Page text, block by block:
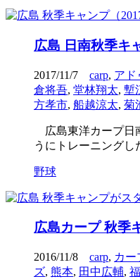
広島 日南秋季キ
2017/11/7 carp, アド
倉将吾, 堂林翔太, 塹
方孝市, 船越涼太, 菊
広島東洋カープ日
うにトレーニングし
野球
広島カープ 秋季
2016/11/8 carp, カー
ズ, 熊本, 田中広輔,